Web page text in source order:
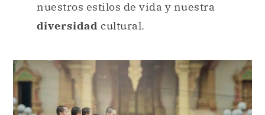
nuestros estilos de vida y nuestra
diversidad cultural.